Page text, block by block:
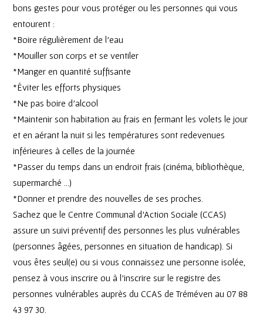
bons gestes pour vous protéger ou les personnes qui vous
entourent :
*Boire régulièrement de l’eau
*Mouiller son corps et se ventiler
*Manger en quantité suffisante
*Éviter les efforts physiques
*Ne pas boire d’alcool
*Maintenir son habitation au frais en fermant les volets le jour
et en aérant la nuit si les températures sont redevenues
inférieures à celles de la journée
*Passer du temps dans un endroit frais (cinéma, bibliothèque,
supermarché …)
*Donner et prendre des nouvelles de ses proches.
Sachez que le Centre Communal d’Action Sociale (CCAS)
assure un suivi préventif des personnes les plus vulnérables
(personnes âgées, personnes en situation de handicap). Si
vous êtes seul(e) ou si vous connaissez une personne isolée,
pensez à vous inscrire ou à l’inscrire sur le registre des
personnes vulnérables auprès du CCAS de Tréméven au 07 88
43 97 30.